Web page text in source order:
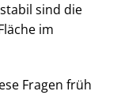
sind die
im
Fragen früh